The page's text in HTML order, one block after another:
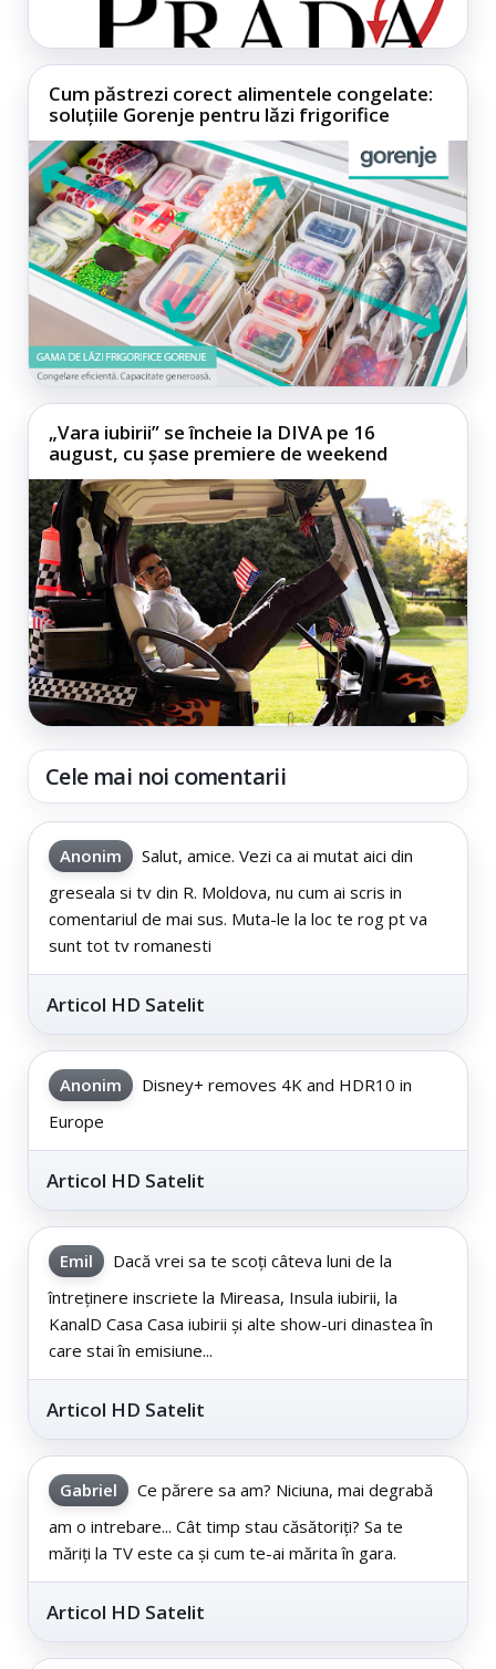
Cum păstrezi corect alimentele congelate:
soluțiile Gorenje pentru lăzi frigorifice
„Vara iubirii” se încheie la DIVA pe 16
august, cu șase premiere de weekend
Cele mai noi comentarii
Anonim
Salut, amice. Vezi ca ai mutat aici din
greseala si tv din R. Moldova, nu cum ai scris in
comentariul de mai sus. Muta-le la loc te rog pt va
sunt tot tv romanesti
Articol HD Satelit
Anonim
Disney+ removes 4K and HDR10 in
Europe
Articol HD Satelit
Emil
Dacă vrei sa te scoți câteva luni de la
întreținere inscriete la Mireasa, Insula iubirii, la
KanalD Casa Casa iubirii și alte show-uri dinastea în
care stai în emisiune...
Articol HD Satelit
Gabriel
Ce părere sa am? Niciuna, mai degrabă
am o intrebare... Cât timp stau căsătoriți? Sa te
măriți la TV este ca și cum te-ai mărita în gara.
Articol HD Satelit